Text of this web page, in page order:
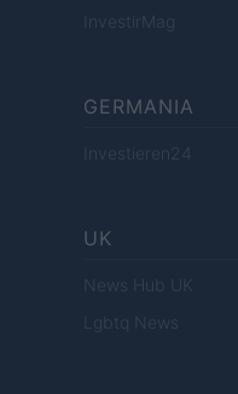
InvestirMag
GERMANIA
Investieren24
UK
News Hub UK
Lgbtq News